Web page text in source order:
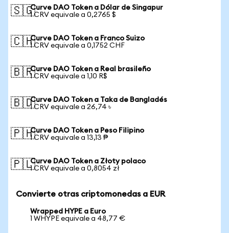
🇸🇬Curve DAO Token a Dólar de Singapur
1 CRV equivale a 0,2765 $
🇨🇭Curve DAO Token a Franco Suizo
1 CRV equivale a 0,1752 CHF
🇧🇷Curve DAO Token a Real brasileño
1 CRV equivale a 1,10 R$
🇧🇩Curve DAO Token a Taka de Bangladés
1 CRV equivale a 26,74 ৳
🇵🇭Curve DAO Token a Peso Filipino
1 CRV equivale a 13,13 ₱
🇵🇱Curve DAO Token a Złoty polaco
1 CRV equivale a 0,8054 zł
Convierte otras criptomonedas a EUR
Wrapped HYPE a Euro
1 WHYPE equivale a 48,77 €